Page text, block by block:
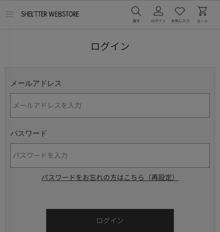
ログイン
メールアドレス
パスワード
パスワードをお忘れの方はこちら（再設定）